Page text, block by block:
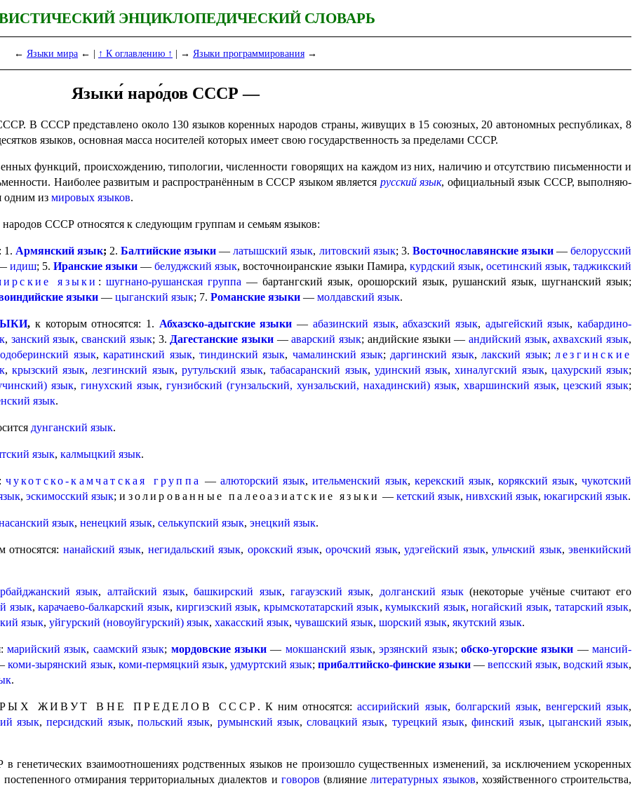
ЭНЦИКЛОПЕДИЧЕСКИЙ СЛОВАРЬ
← Языки мира ← | ↑ К оглавлению ↑ | → Языки программирования →
Языки́ наро́дов СССР —
В СССР представлено около 130 языков коренных народов страны, живущих в 15 союзных, 20 автономных республиках, 8
языков, основная масса носителей которых имеет свою государственность за пределами СССР.
функций, происхож­де­нию, типологии, численности говорящих на каждом из них, наличию и отсутствию письменности и
Наиболее развитым и распро­стра­нён­ным в СССР языком является русский язык, официаль­ный язык СССР, выпол­ня­ю­
одним из мировых языков.
народов СССР относятся к следу­ю­щим группам и семьям языков:
1. Армянский язык; 2.Балтий­ские языки —латышский язык, литовский язык; 3. Восточнославянские языки—белорус­ский
идиш; 5.Иранские языки —белуджский язык, восточноиранские языки Памира, курдский язык, осетинский язык,таджикский
языки : шугнано-рушанская группа — бартангский язык, орошорский язык, рушанский язык, шугнанский язык;
языки — цыганский язык; 7. Романские языки — молдавский язык.
, к которым относятся: 1. Абхазско-адыгские языки — абазинский язык,абхазский язык, адыгейский язык,кабардино-
, занский язык,сванский язык; 3. Дагестанские языки —аварский язык; андийские языки — андийский язык,ахвахский язык,
язык,каратинский язык, тиндинский язык, чамалинский язык; даргинский язык,лакский язык;лезгинские
, крызский язык,лезгинский язык, рутульский язык,табасаран­ский язык, удинский язык,хиналугский язык, цахурский язык;
язык,гинухский язык,гунзибский (гунзальский, хунзальский, нахадинский) язык,хваршин­ский язык,цезский язык;
язык.
дунганский язык.
язык, калмыцкий язык.
чукотско-камчатская груп­па —алюторский язык,ительменский язык, керекский язык, корякский язык,чукот­ский
,эскимос­ский язык;изолиро­ван­ные палеоазиатские языки —кетский язык,нивхский язык,юкагир­ский язык.
язык, ненецкий язык, селькупский язык, энецкий язык.
относятся: нанайский язык, негидаль­ский язык, орокский язык,орочский язык,удэгейский язык,ульчский язык,эвенкий­ский
язык, алтайский язык,башкирский язык, гагаузский язык, долганский язык(некоторые учёные считают его
язык,карачаево-балкарский язык, киргизский язык, крымскотатарский язык,кумыкский язык,ногай­ский язык, татарский язык,
язык, уйгурский (новоуйгурский) язык, хакасский язык, чувашский язык, шорский язык, якутский язык.
марийский язык, саамский язык; мордовские языки— мокшанский язык,эрзянский язык;обско-угорские языки —мансий­
коми-зырянский язык, коми-пермяц­кий язык, удмуртский язык; прибалтийско-финские языки—вепсский язык,водский язык,
.
ЖИВУТ ВНЕ ПРЕДЕ­ЛОВ СССР . К ним относятся:ассирийский язык, болгарский язык, венгерский язык,
язык,персидский язык, польский язык, румынский язык,словацкий язык, турецкий язык,финский язык, цыганский язык,
генетических взаимо­от­но­ше­ни­ях родственных языков не произошло существенных изменений, за исключением ускоренных
отмирания террито­риаль­ных диалектов и говоров (влияниелитературных языков, хозяйственного строи­тель­ства,